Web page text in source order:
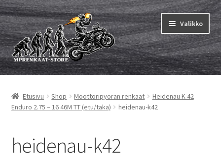
Siirry
navigointiin
Siirry
sisältöön
Valikko
MP renkaat
tason
Sisärenkaat ja nauhat
Vinkit&ohjeet
Etusivu Shop Moottoripyörän renkaat
Heidenau K 42
Enduro 2.75 – 16 46M TT (etu/taka)
heidenau-k42
heidenau-k42